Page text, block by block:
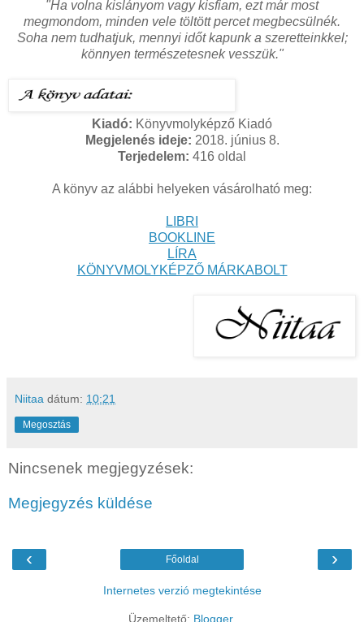
"Ha volna kislányom vagy kisfiam, ezt már most
megmondom, minden vele töltött percet megbecsülnék.
Soha nem tudhatjuk, mennyi időt kapunk a szeretteinkkel;
könnyen természetesnek vesszük."
Kiadó: Könyvmolyképző Kiadó
Megjelenés ideje: 2018. június 8.
Terjedelem: 416 oldal
A könyv az alábbi helyeken vásárolható meg:
LIBRI
BOOKLINE
LÍRA
KÖNYVMOLYKÉPZŐ MÁRKABOLT
Niitaa dátum: 10:21
Megosztás
Nincsenek megjegyzések:
Megjegyzés küldése
‹ ›
Főoldal
Internetes verzió megtekintése
Üzemeltető: Blogger.